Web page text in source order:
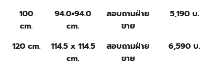
100
cm.
94.0×94.0
cm.
สอบถามฝ่าย
ขาย
5,190 บ.
120 cm.
114.5 x 114.5
cm.
สอบถามฝ่าย
ขาย
6,590 บ.